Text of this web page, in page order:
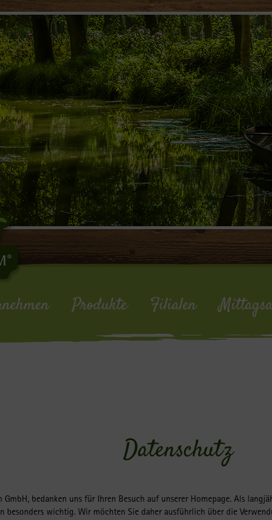
Produkte Filialen
Datenschutz
GmbH, bedanken uns für Ihren Besuch auf unserer Homepage. Als
besonders wichtig. Wir möchten Sie daher ausführlich über die